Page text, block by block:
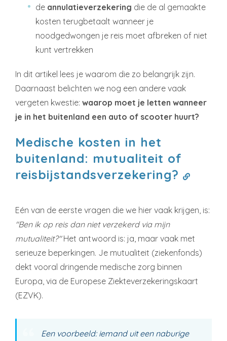
de annulatieverzekering die de al gemaakte
kosten terugbetaalt wanneer je
noodgedwongen je reis moet afbreken of niet
kunt vertrekken
In dit artikel lees je waarom die zo belangrijk zijn.
Daarnaast belichten we nog een andere vaak
vergeten kwestie: waarop moet je letten wanneer
je in het buitenland een auto of scooter huurt?
Medische kosten in het
buitenland: mutualiteit of
reisbijstandsverzekering?
Eén van de eerste vragen die we hier vaak krijgen, is:
"Ben ik op reis dan niet verzekerd via mijn
mutualiteit?"Het antwoord is: ja, maar vaak met
serieuze beperkingen. Je mutualiteit (ziekenfonds)
dekt vooral dringende medische zorg binnen
Europa, via de Europese Ziekteverzekeringskaart
(EZVK).
Een voorbeeld: iemand uit een naburige